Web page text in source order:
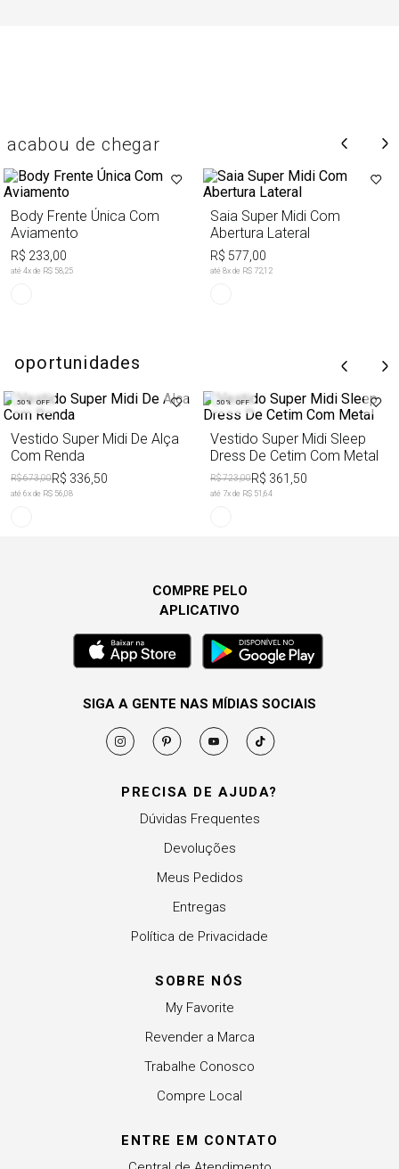
acabou de chegar
Body Frente Única Com
Aviamento
R$ 233,00
até 4x de R$ 58,25
Saia Super Midi Com
Abertura Lateral
R$ 577,00
até 8x de R$ 72,12
oportunidades
50% OFF
Vestido Super Midi De Alça
Com Renda
R$ 673,00R$ 336,50
até 6x de R$ 56,08
50% OFF
Vestido Super Midi Sleep
Dress De Cetim Com Metal
R$ 723,00R$ 361,50
até 7x de R$ 51,64
PRECISA DE AJUDA?
Dúvidas Frequentes
Devoluções
Meus Pedidos
Entregas
Política de Privacidade
SOBRE NÓS
My Favorite
Revender a Marca
Trabalhe Conosco
Compre Local
ENTRE EM CONTATO
COMPRE PELO
APLICATIVO
SIGA A GENTE NAS MÍDIAS SOCIAIS